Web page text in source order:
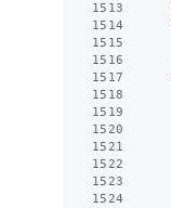
1513
1514
1515
1516
1517
1518
1519
1520
1521
1522
1523
1524